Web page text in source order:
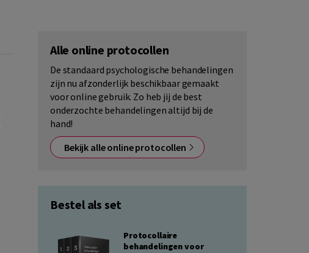
Alle online protocollen
De standaard psychologische behandelingen
zijn nu afzonderlijk beschikbaar gemaakt
voor online gebruik. Zo heb jij de best
onderzochte behandelingen altijd bij de
hand!
Bekijk alle online protocollen
Bestel als set
Protocollaire
behandelingen voor